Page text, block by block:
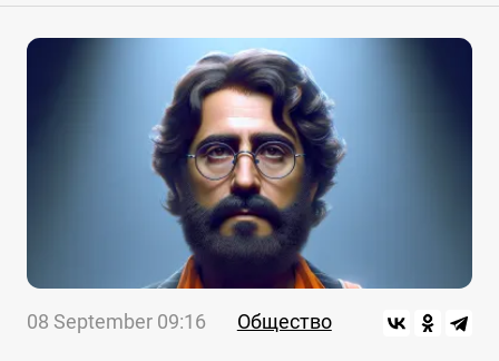
08 September 09:16 Общество